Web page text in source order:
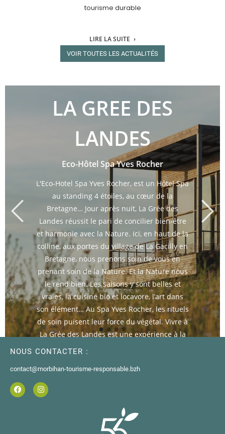
tourisme durable
LIRE LA SUITE
VOIR TOUTES LES ACTUALITÉS
LA GREE DES
LANDES
Eco-Hôtel Spa Yves Rocher
L'Eco-Hotel Spa Yves Rocher, est un Hôtel Spa
au standing 4 étoiles, au cœur de la
Bretagne… Jour après nuit, La Grée des
Landes réussit le pari de concilier bien-être
et harmonie avec la Nature. Ici, en haut de la
colline, aux portes du village de La Gacilly en
Bretagne, nous prenons soin de vous en
prenant soin de la Nature. Et la Nature nous
le rend bien. Les saisons y sont belles et
vraies, la cuisine bio et locavore, l’art dans
son élément… Au Spa Yves Rocher, les rituels
de soin puisent leur force du végétal. Vivre à
La Grée des Landes est une expérience à la
fois simple, apaisée et inspirante. Un luxe qui
NOUS CONTACTER :
contact@morbihan-tourisme-responsable.bzh